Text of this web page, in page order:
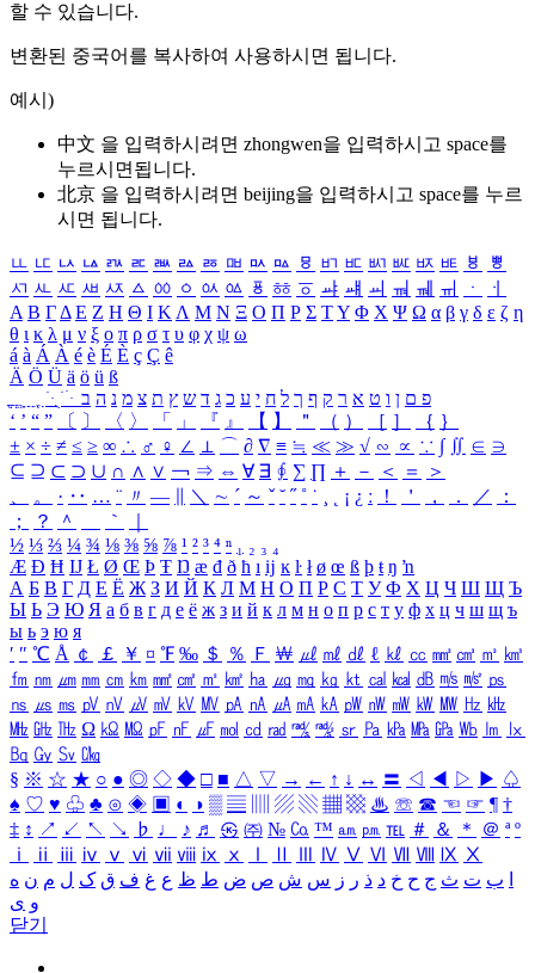
할 수 있습니다.
변환된 중국어를 복사하여 사용하시면 됩니다.
예시)
中文 을 입력하시려면 zhongwen을 입력하시고 space를
누르시면됩니다.
北京 을 입력하시려면 beijing을 입력하시고 space를 누르
시면 됩니다.
ㅥ ㅦ ㅧ ㅨ ㅩ ㅪ ㅫ ㅬ ㅭ ㅮ ㅯ ㅰ ㅱ ㅲ ㅳ ㅴ ㅵ ㅶ ㅷ ㅸ
ㅹ
ㅺ ㅻ ㅼ ㅽ ㅾ ㅿ ㆀ ㆁ ㆂ ㆃ ㆄ ㆅ ㆆ ㆇ ㆈ ㆉ ㆊ ㆋ ㆌ ㆍ
ㆎ
Α Β ΓΔ Ε Ζ Η Θ Ι ΚΛ Μ Ν Ξ Ο Π Ρ Σ ΤΥ Φ Χ Ψ Ω α β γ δ ε ζ η
θ ι κ λ μ ν ξ ο π ρ σ τ υ φ χ ψ ω
á à Á À é è É È ç Ç ê
Ä Ö Ü ä ö ü ß
ִֶֹ ֻּ ׁׂ פ ם ן ו ט א ר ק ף ך ל ח י ע כ ג ד ש ץ ת צ מ נ ה ב
‘ ’ “ ” 〔 〕 〈 〉 「 」 『 』 【 】 ＂ （ ） ［ ］ ｛ ｝
± × ÷ ≠ ≤ ≥ ∞ ∴ ♂ ♀ ∠ ⊥ ⌒ ∂ ∇ ≡ ≒ ≪ ≫ √ ∽ ∝ ∵ ∫ ∬ ∈ ∋
⊆ ⊇ ⊂ ⊃ ∪ ∩ ∧ ∨ ￢ ⇒ ⇔ ∀ ∃ ∮ ∑ ∏ ＋ － ＜ ＝
＞
、
。 · ‥ … ¨ 〃 ― ＼ ∼ ´ ～ ˇ ˘ ˝ ˚ ˙ ¸ ¡ ¿ ː ！ ＇ ， ． ／
：
；
？ ＾ ｀
½ ⅓ ⅔ ¼ ¾ ⅛ ⅜ ⅝ ⅞ ¹ ² ³ ⁴ ⁿ ₁ ₂ ₃ ₄
Æ Ð Ħ Ĳ Ł Ø Œ Þ Ŧ Ŋ æ đ ð ħ ı ĳ ĸ ŀ ł ø œ ß þ ŧ ŋ ŉ
А Б В Г Д Е Ё Ж З И Й К Л М Н О П Р С Т У Ф Х Ц Ч Ш Щ Ъ
Ы Ь Э Ю Я а б в г д е ё ж з и й к л м н о п р с т у ф х ц ч ш щ ъ
ы ь э ю я
′ ″ ℃ Å ￠ ￡ ￥ ¤ ℉ ‰ ＄ ％ Ｆ ￦ ㎕ ㎖ ㎗ ℓ ㎘ ㏄ ㎣ ㎤ ㎥ ㎦
㎙ ㎚ ㎛ ㎜ ㎝ ㎞ ㎟ ㎠ ㎡ ㎢ ㏊ ㎍ ㎎ ㎏ ㏏ ㎈ ㎉ ㏈ ㎧ ㎨ ㎰
㎱ ㎲ ㎳ ㎴ ㎵ ㎶ ㎷ ㎸ ㎹ ㎀ ㎁ ㎂ ㎃ ㎄ ㎺ ㎻ ㎽ ㎾ ㎿ ㎐ ㎑
㎒ ㎓ ㎔ Ω ㏀ ㏁ ㎊ ㎋ ㎌ ㏖ ㏅ ㎭ ㎮ ㎯ ㏛ ㎩ ㎪ ㎫ ㎬ ㏝ ㏐
㏓
㏃ ㏉ ㏜ ㏆
§ ※ ☆ ★ ○ ● ◎ ◇ ◆ □ ■ △ ▽ → ← ↑ ↓ ↔ 〓 ◁ ◀ ▷ ▶ ♤
♠ ♡ ♥ ♧ ♣ ⊙ ◈ ▣ ◐ ◑ ▒ ▤ ▨ ▧ ▦ ▩ ♨ ☏ ☎ ☜ ☞ ¶ †
‡ ↕ ↗ ↙ ↖ ↘ ♭ ♩ ♪ ♬ ㉿ ㈜ № ㏇ ™ ㏂ ㏘ ℡ ＃ ＆ ＊ ＠ ª º
ⅰ
ⅱ ⅲ ⅳ ⅴ ⅵ ⅶ ⅷ ⅸ ⅹ Ⅳ Ⅴ Ⅵ Ⅶ Ⅷ Ⅸ Ⅹ
ب ت ث ج ح خ د ذ ر ز س ش ص ض ط ظ ع غ ف ق ک ل م ن ه
و ی
닫기